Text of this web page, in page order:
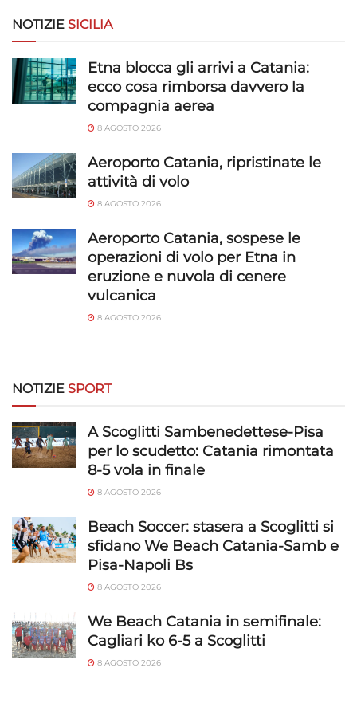
Funzionalità
Abbinare e combinare dati provenienti da altre
fonti di dati, Collegare diversi dispositivi,
Identificare i dispositivi in base alle informazioni
trasmesse automaticamente.
Utilizzare dati di geolocalizzazione precisi,
Riconoscere i dispositivi in base a informazioni
richieste attivamente.
Garantire la sicurezza, prevenire e
rilevare frodi, correggere errori, Erogare
e presentare pubblicità e contenuto,
Salvare e comunicare le scelte sulla
Sempre attivo
NOTIZIE SICILIA
Etna blocca gli arrivi a Catania:
ecco cosa rimborsa davvero la
compagnia aerea
8 AGOSTO 2026
Aeroporto Catania, ripristinate le
attività di volo
8 AGOSTO 2026
Aeroporto Catania, sospese le
operazioni di volo per Etna in
eruzione e nuvola di cenere
vulcanica
8 AGOSTO 2026
NOTIZIE SPORT
A Scoglitti Sambenedettese-Pisa
per lo scudetto: Catania rimontata
8-5 vola in finale
8 AGOSTO 2026
Beach Soccer: stasera a Scoglitti si
sfidano We Beach Catania-Samb e
Pisa-Napoli Bs
8 AGOSTO 2026
We Beach Catania in semifinale:
Cagliari ko 6-5 a Scoglitti
8 AGOSTO 2026